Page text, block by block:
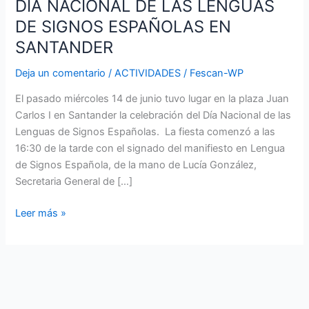
DIA NACIONAL DE LAS LENGUAS
DE SIGNOS ESPAÑOLAS EN
SANTANDER
Deja un comentario /ACTIVIDADES / Fescan-WP
El pasado miércoles 14 de junio tuvo lugar en la plaza Juan
Carlos I en Santander la celebración del Día Nacional de las
Lenguas de Signos Españolas. La fiesta comenzó a las
16:30 de la tarde con el signado del manifiesto en Lengua
de Signos Española, de la mano de Lucía González,
Secretaria General de […]
SANTANDER
Leer más »